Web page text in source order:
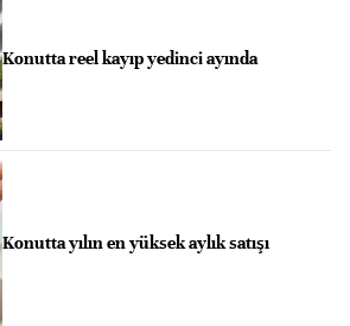
Konutta reel kayıp yedinci ayında
Konutta yılın en yüksek aylık satışı